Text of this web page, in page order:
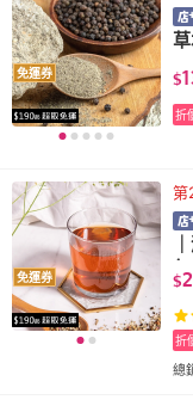
免運券 $
折
免運券
第
$
總
折